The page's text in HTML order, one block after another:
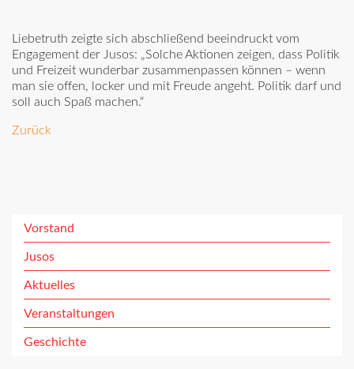
Liebetruth zeigte sich abschließend beeindruckt vom
Engagement der Jusos: „Solche Aktionen zeigen, dass Politik
und Freizeit wunderbar zusammenpassen können – wenn
man sie offen, locker und mit Freude angeht. Politik darf und
soll auch Spaß machen.“
Zurück
Vorstand
Jusos
Aktuelles
Veranstaltungen
Geschichte